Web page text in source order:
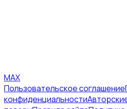
MAX
Пользовательское соглашение
конфиденциальности